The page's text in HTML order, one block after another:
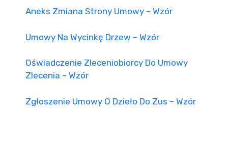
Aneks Zmiana Strony Umowy – Wzór
Umowy Na Wycinkę Drzew – Wzór
Oświadczenie Zleceniobiorcy Do Umowy
Zlecenia – Wzór
Zgłoszenie Umowy O Dzieło Do Zus – Wzór